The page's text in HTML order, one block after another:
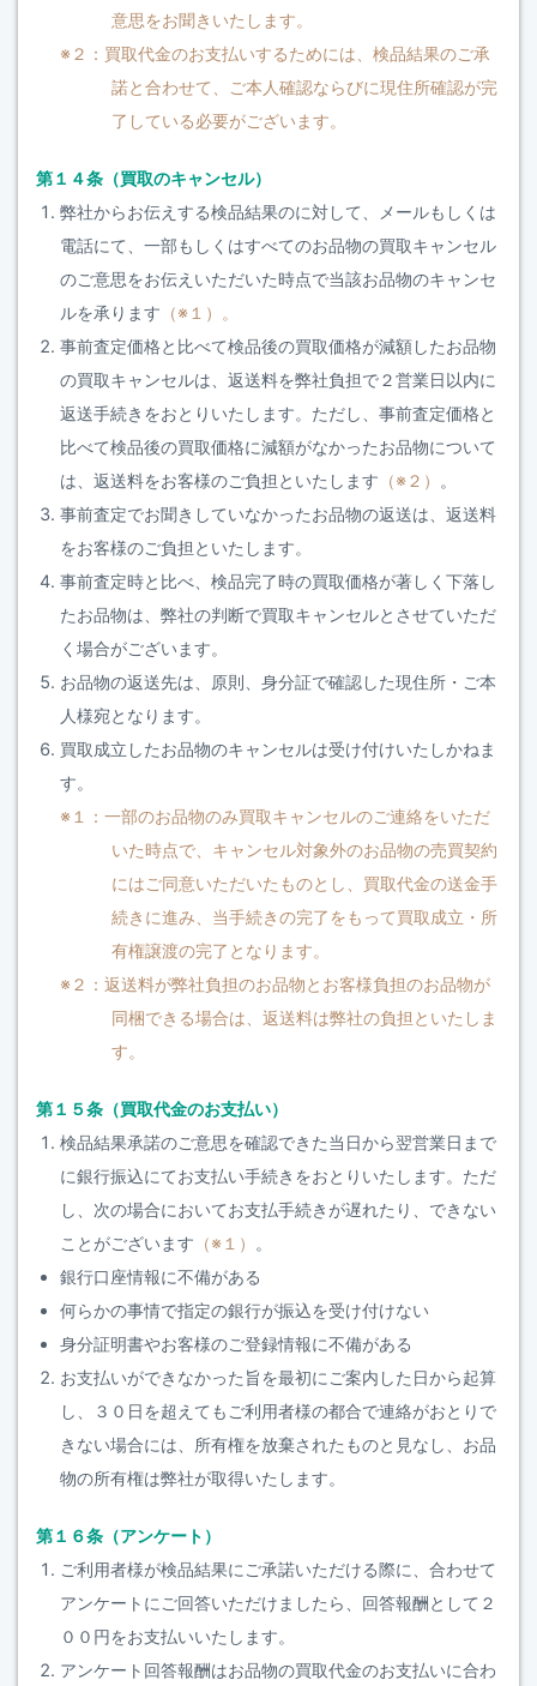
意思をお聞きいたします。
※２：買取代金のお支払いするためには、検品結果のご承
諾と合わせて、ご本人確認ならびに現住所確認が完
了している必要がございます。
第１４条（買取のキャンセル）
弊社からお伝えする検品結果のに対して、メールもしくは
電話にて、一部もしくはすべてのお品物の買取キャンセル
のご意思をお伝えいただいた時点で当該お品物のキャンセ
ルを承ります （※１）。
事前査定価格と比べて検品後の買取価格が減額したお品物
の買取キャンセルは、返送料を弊社負担で２営業日以内に
返送手続きをおとりいたします。ただし、事前査定価格と
比べて検品後の買取価格に減額がなかったお品物について
は、返送料をお客様のご負担といたします （※２）
。
事前査定でお聞きしていなかったお品物の返送は、返送料
をお客様のご負担といたします。
事前査定時と比べ、検品完了時の買取価格が著しく下落し
たお品物は、弊社の判断で買取キャンセルとさせていただ
く場合がございます。
お品物の返送先は、原則、身分証で確認した現住所・ご本
人様宛となります。
買取成立したお品物のキャンセルは受け付けいたしかねま
す。
※１：一部のお品物のみ買取キャンセルのご連絡をいただ
いた時点で、キャンセル対象外のお品物の売買契約
にはご同意いただいたものとし、買取代金の送金手
続きに進み、当手続きの完了をもって買取成立・所
有権譲渡の完了となります。
※２：返送料が弊社負担のお品物とお客様負担のお品物が
同梱できる場合は、返送料は弊社の負担といたしま
す。
第１５条（買取代金のお支払い）
検品結果承諾のご意思を確認できた当日から翌営業日まで
に銀行振込にてお支払い手続きをおとりいたします。ただ
し、次の場合においてお支払手続きが遅れたり、できない
ことがございます （※１）
。
銀行口座情報に不備がある
何らかの事情で指定の銀行が振込を受け付けない
身分証明書やお客様のご登録情報に不備がある
お支払いができなかった旨を最初にご案内した日から起算
し、３０日を超えてもご利用者様の都合で連絡がおとりで
きない場合には、所有権を放棄されたものと見なし、お品
物の所有権は弊社が取得いたします。
第１６条（アンケート）
ご利用者様が検品結果にご承諾いただける際に、合わせて
アンケートにご回答いただけましたら、回答報酬として２
００円をお支払いいたします。
アンケート回答報酬はお品物の買取代金のお支払いに合わ